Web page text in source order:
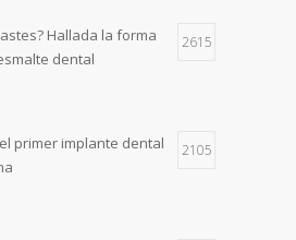
Hallada la forma
dental
2615
primer implante dental
2105